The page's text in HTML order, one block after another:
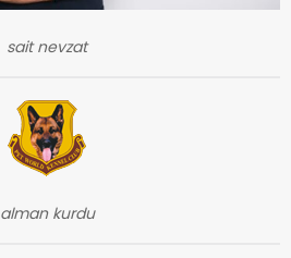
sait nevzat
alman kurdu